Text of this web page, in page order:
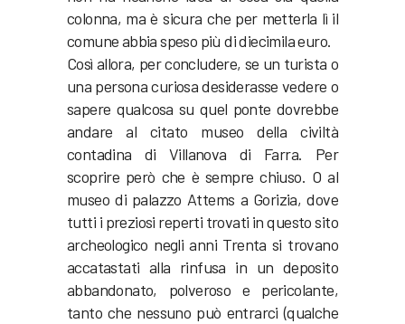
colonna, ma è sicura che per metterla lì il
comune abbia speso più di diecimila euro.
Così allora, per concludere, se un turista o
una persona curiosa desiderasse vedere o
sapere qualcosa su quel ponte dovrebbe
andare al citato museo della civiltà
contadina di Villanova di Farra. Per
scoprire però che è sempre chiuso. O al
museo di palazzo Attems a Gorizia, dove
tutti i preziosi reperti trovati in questo sito
archeologico negli anni Trenta si trovano
accatastati alla rinfusa in un deposito
abbandonato, polveroso e pericolante,
tanto che nessuno può entrarci (qualche